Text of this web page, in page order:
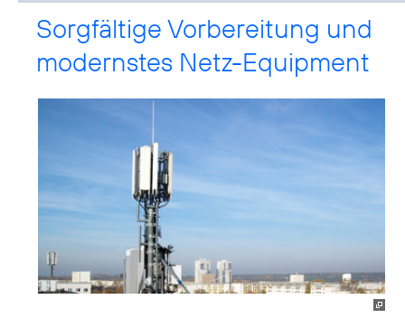
Sorgfältige Vorbereitung und
modernstes Netz-Equipment